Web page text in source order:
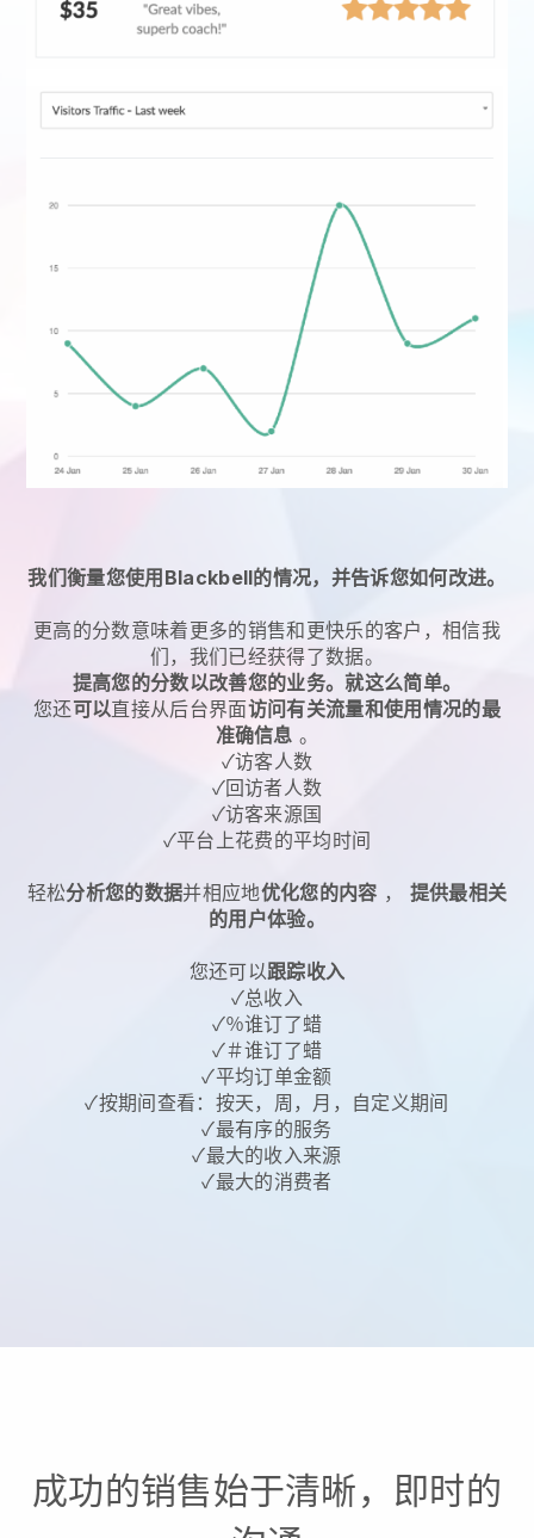
我们衡量您使用Blackbell的情况，并告诉您如何改进。
更高的分数意味着更多的销售和更快乐的客户，相信我
们，我们已经获得了数据。
提高您的分数以改善您的业务。就这么简单。
您还可以直接从后台界面访问有关流量和使用情况的最
准确信息 。
✓访客人数
✓回访者人数
✓访客来源国
✓平台上花费的平均时间
轻松分析您的数据并相应地优化您的内容 ， 提供最相关
的用户体验。
您还可以跟踪收入
✓总收入
✓％谁订了蜡
✓＃谁订了蜡
✓平均订单金额
✓按期间查看：按天，周，月，自定义期间
✓最有序的服务
✓最大的收入来源
✓最大的消费者
成功的销售始于清晰，即时的